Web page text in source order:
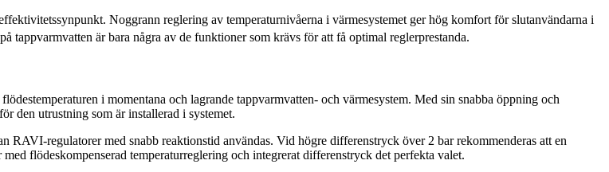
Noggrann reglering av temperaturnivåerna i värmesystemet ger hög komfort för slutanvändarna i
är bara några av de funktioner som krävs för att få optimal reglerprestanda.
i momentana och lagrande tappvarmvatten- och värmesystem. Med sin snabba öppning och
den utrustning som är installerad i systemet.
RAVI-regulatorer med snabb reaktionstid användas. Vid högre differenstryck över 2 bar rekommenderas att en
flödeskompenserad temperaturreglering och integrerat differenstryck det perfekta valet.